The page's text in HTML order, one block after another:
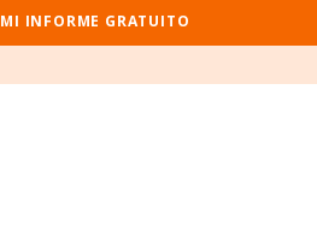
INFORME GRATUITO